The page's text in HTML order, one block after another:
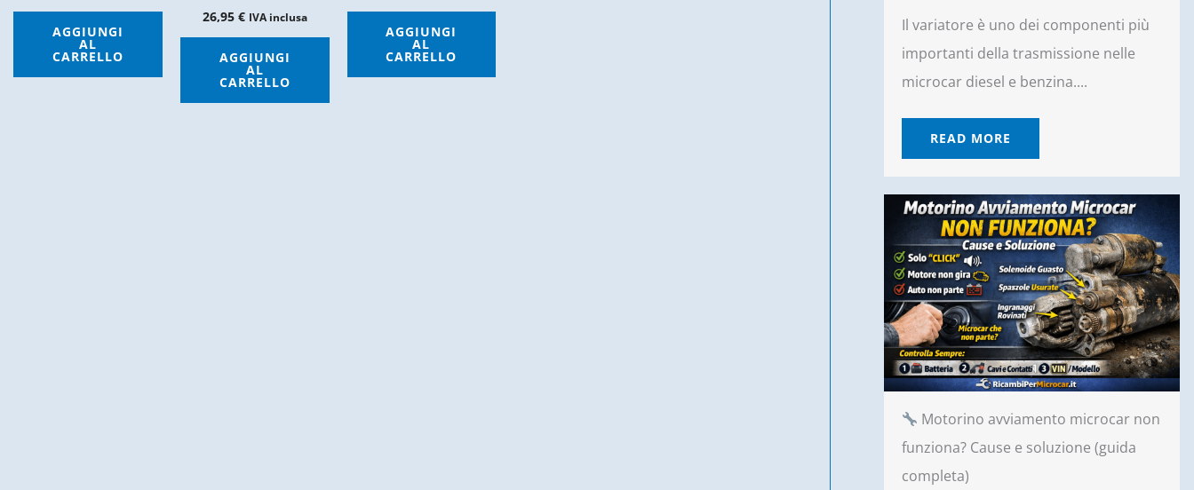
AGGIUNGI
AL
CARRELLO
26,95 € IVA inclusa
AGGIUNGI
AL
CARRELLO
AGGIUNGI
AL
CARRELLO
Il variatore è uno dei componenti più
importanti della trasmissione nelle
microcar diesel e benzina....
READ MORE
Motorino avviamento microcar non
funziona? Cause e soluzione (guida
completa)